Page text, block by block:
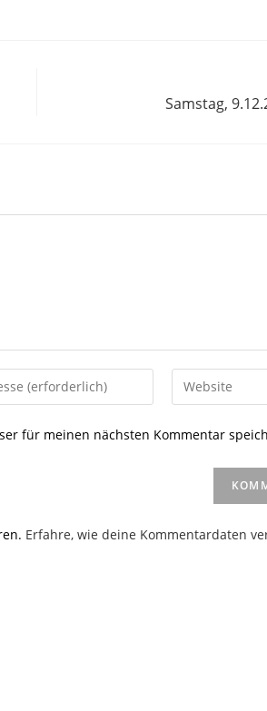
Samstag,
Gib
deine
für meinen nächsten Kommentar
Erfahre, wie deine Kommentardaten